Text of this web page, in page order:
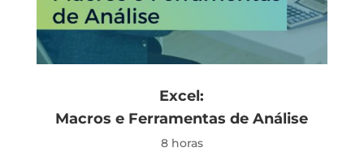
Excel:
Macrose Ferramentas de Análise
8 horas